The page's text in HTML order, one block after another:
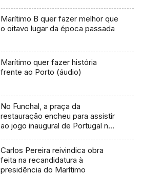
divisão
Marítimo B quer fazer melhor que
o oitavo lugar da época passada
Marítimo quer fazer história
frente ao Porto (áudio)
No Funchal, a praça da
restauração encheu para assistir
ao jogo inaugural de Portugal no
Carlos Pereira reivindica obra
feita na recandidatura à
presidência do Marítimo